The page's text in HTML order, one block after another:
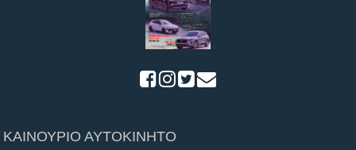
ΚΑΙΝΟΥΡΙΟ ΑΥΤΟΚΙΝΗΤΟ